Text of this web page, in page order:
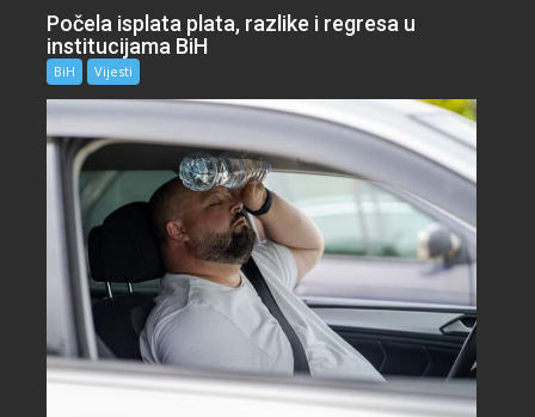
Počela isplata plata, razlike i regresa u
institucijama BiH
BiH Vijesti